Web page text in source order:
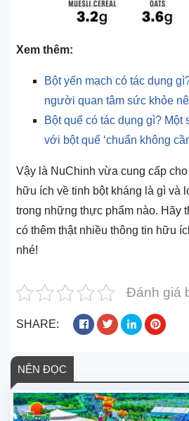
Xem thêm:
Bột yến mạch có tác dụng
người quan tâm sức khỏe
Bột quế có tác dụng gì? Một
với bột quế ‘chuẩn không
Vậy là NuChinh vừa cung cấp
hữu ích về tinh bột kháng là gì và
trong những thực phẩm nào. Hãy
có thêm thật nhiều thông tin hữu
nhé!
Đánh giá
SHARE:
NÊN ĐỌC